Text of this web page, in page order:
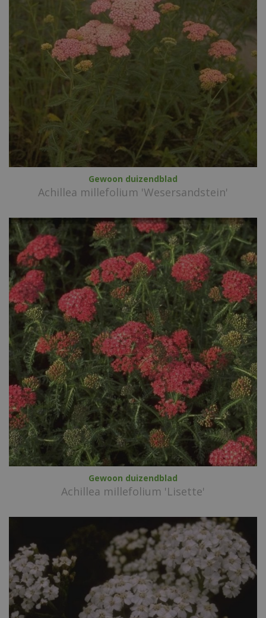
Gewoon duizendblad
Achillea millefolium 'Wesersandstein'
Gewoon duizendblad
Achillea millefolium 'Lisette'